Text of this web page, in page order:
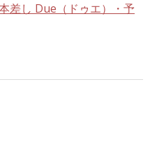
差し Due（ドゥエ）・予